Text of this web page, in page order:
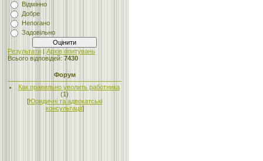
Відмінно
Добре
Непогано
Задовільно
Результати | Архів опитувань
Всього відповідей: 7430
Форум
Как правильно уволить работника
(1)
[Юридичні та адвокатські
консультації]